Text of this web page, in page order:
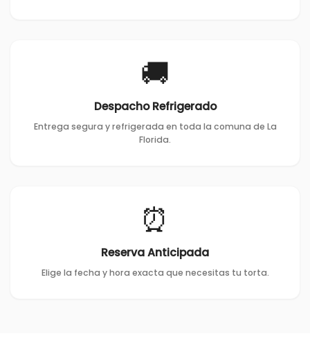
🚚
Despacho Refrigerado
Entrega segura y refrigerada en toda la comuna de La
Florida.
⏰
Reserva Anticipada
Elige la fecha y hora exacta que necesitas tu torta.